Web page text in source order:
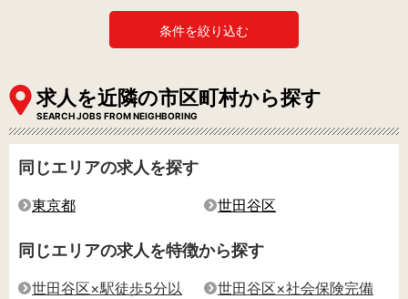
条件を絞り込む
求人を近隣の市区町村から探す
SEARCH JOBS FROM NEIGHBORING
同じエリアの求人を探す
東京都 世田谷区
同じエリアの求人を特徴から探す
世田谷区×駅徒歩5分以
世田谷区×社会保険完備